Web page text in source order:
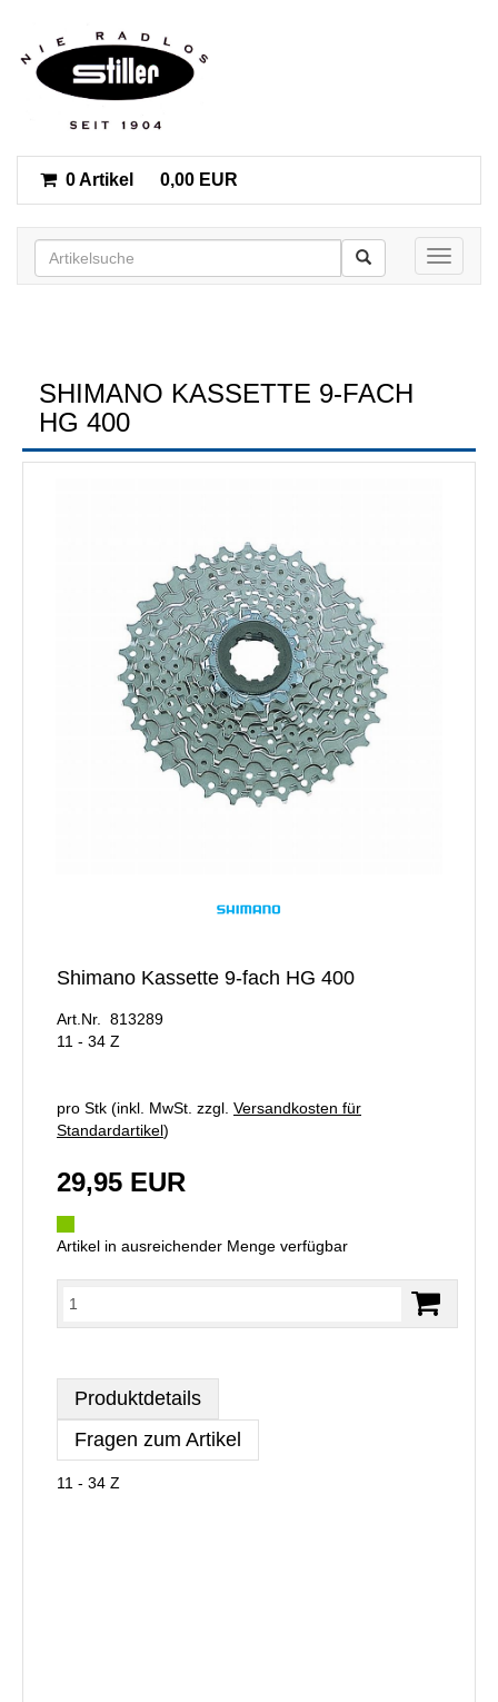
0 Artikel 0,00 EUR
Toggle
SHIMANO KASSETTE 9-FACH
HG 400
Shimano Kassette 9-fach HG 400
Art.Nr. 813289
11 - 34 Z
pro Stk (inkl. MwSt. zzgl. Versandkosten für
Standardartikel)
29,95 EUR
Artikel in ausreichender Menge verfügbar
Produktdetails
Fragen zum Artikel
11 - 34 Z